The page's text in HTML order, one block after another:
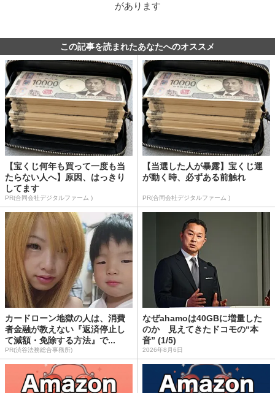
があります
この記事を読まれたあなたへのオススメ
【宝くじ何年も買って一度も当
たらない人へ】原因、はっきり
してます
PR(合同会社デジタルファーム )
【当選した人が暴露】宝くじ運
が動く時、必ずある前触れ
PR(合同会社デジタルファーム )
カードローン地獄の人は、消費
者金融が教えない『返済停止し
て減額・免除する方法』で...
PR(渋谷法務総合事務所)
なぜahamoは40GBに増量した
のか 見えてきたドコモの“本
音” (1/5)
2026年8月6日